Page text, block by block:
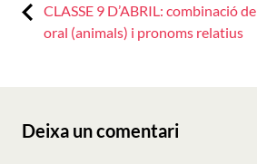
Navegació
d'entrades
Previous:
CLASSE 9 D’ABRIL: combinació
oral (animals) i pronoms relatius
Deixa un comentari